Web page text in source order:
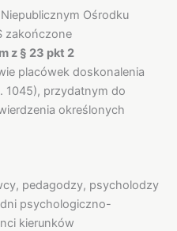
Ośrodku
zakończone
z § 23 pkt 2
placówek doskonalenia
1045), przydatnym do
określonych
pedagodzy, psycholodzy
psychologiczno-
kierunków